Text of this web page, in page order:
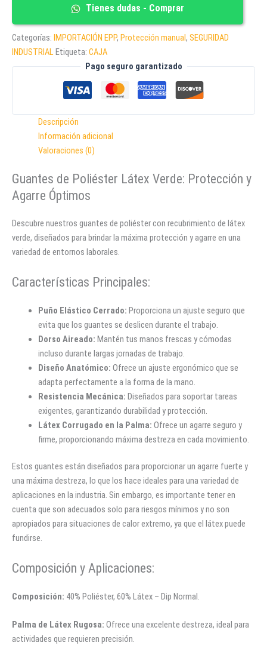
Tienes dudas - Comprar
Categorías: IMPORTACIÓN EPP, Protección manual, SEGURIDAD
INDUSTRIALEtiqueta: CAJA
Pago seguro garantizado
Descripción
Información adicional
Valoraciones (0)
Guantes de Poliéster Látex Verde: Protección y
Agarre Óptimos
Descubre nuestros guantes de poliéster con recubrimiento de látex
verde, diseñados para brindar la máxima protección y agarre en una
variedad de entornos laborales.
Características Principales:
Puño Elástico Cerrado: Proporciona un ajuste seguro que
evita que los guantes se deslicen durante el trabajo.
Dorso Aireado: Mantén tus manos frescas y cómodas
incluso durante largas jornadas de trabajo.
Diseño Anatómico: Ofrece un ajuste ergonómico que se
adapta perfectamente a la forma de la mano.
Resistencia Mecánica: Diseñados para soportar tareas
exigentes, garantizando durabilidad y protección.
Látex Corrugado en la Palma: Ofrece un agarre seguro y
firme, proporcionando máxima destreza en cada movimiento.
Estos guantes están diseñados para proporcionar un agarre fuerte y
una máxima destreza, lo que los hace ideales para una variedad de
aplicaciones en la industria. Sin embargo, es importante tener en
cuenta que son adecuados solo para riesgos mínimos y no son
apropiados para situaciones de calor extremo, ya que el látex puede
fundirse.
Composición y Aplicaciones:
Composición: 40% Poliéster, 60% Látex – Dip Normal.
Palma de Látex Rugosa: Ofrece una excelente destreza, ideal para
actividades que requieren precisión.